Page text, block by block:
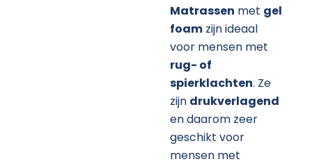
Matrassen met gel
foam zijn ideaal
voor mensen met
rug- of
spierklachten. Ze
zijn drukverlagend
en daarom zeer
geschikt voor
mensen met